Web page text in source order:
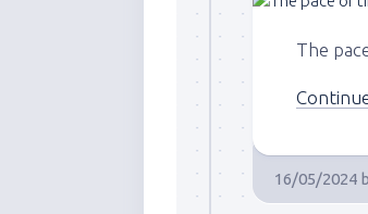
The
16/05/2024